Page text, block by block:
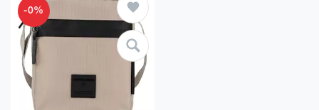
-0%